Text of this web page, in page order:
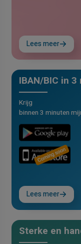
Lees meer
IBAN/BIC in
Krijg
binnen 3 minuten
Lees meer
Sterke en